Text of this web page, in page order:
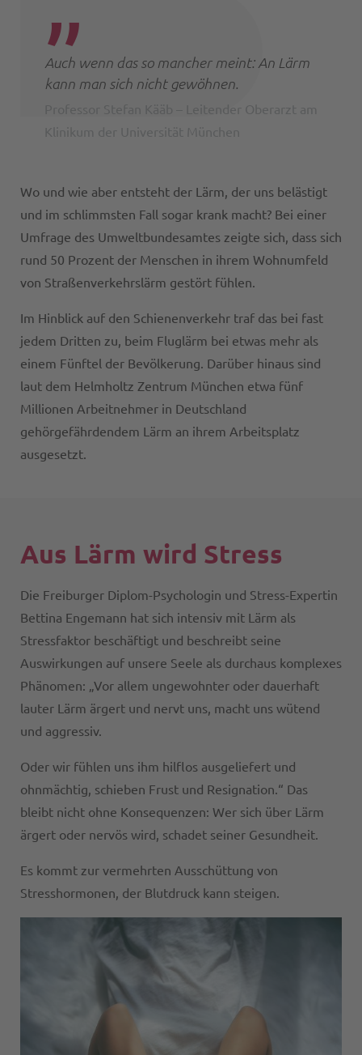
Auch wenn das so mancher meint: An Lärm
kann man sich nicht gewöhnen.
Professor Stefan Kääb – Leitender Oberarzt am
Klinikum der Universität München
Wo und wie aber entsteht der Lärm, der uns belästigt
und im schlimmsten Fall sogar krank macht? Bei einer
Umfrage des Umweltbundesamtes zeigte sich, dass sich
rund 50 Prozent der Menschen in ihrem Wohnumfeld
von Straßenverkehrslärm gestört fühlen.
Im Hinblick auf den Schienenverkehr traf das bei fast
jedem Dritten zu, beim Fluglärm bei etwas mehr als
einem Fünftel der Bevölkerung. Darüber hinaus sind
laut dem Helmholtz Zentrum München etwa fünf
Millionen Arbeitnehmer in Deutschland
gehörgefährdendem Lärm an ihrem Arbeitsplatz
ausgesetzt.
Aus Lärm wird Stress
Die Freiburger Diplom-Psychologin und Stress-Expertin
Bettina Engemann hat sich intensiv mit Lärm als
Stressfaktor beschäftigt und beschreibt seine
Auswirkungen auf unsere Seele als durchaus komplexes
Phänomen: „Vor allem ungewohnter oder dauerhaft
lauter Lärm ärgert und nervt uns, macht uns wütend
und aggressiv.
Oder wir fühlen uns ihm hilflos ausgeliefert und
ohnmächtig, schieben Frust und Resignation.“ Das
bleibt nicht ohne Konsequenzen: Wer sich über Lärm
ärgert oder nervös wird, schadet seiner Gesundheit.
Es kommt zur vermehrten Ausschüttung von
Stresshormonen, der Blutdruck kann steigen.